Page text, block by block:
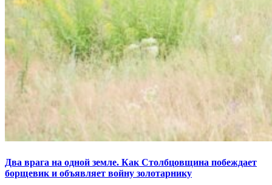
Два врага на одной земле. Как Столбцовщина побеждает
борщевик и объявляет войну золотарнику